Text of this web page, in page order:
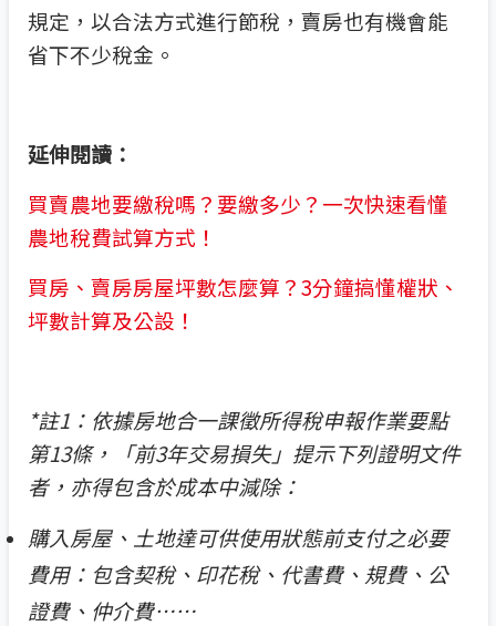
規定，以合法方式進行節稅，賣房也有機會能
省下不少稅金。
延伸閱讀：
買賣農地要繳稅嗎？要繳多少？一次快速看懂
農地稅費試算方式！
買房、賣房房屋坪數怎麼算？3分鐘搞懂權狀、
坪數計算及公設！
*註1：依據房地合一課徵所得稅申報作業要點
第13條，「前3年交易損失」提示下列證明文件
者，亦得包含於成本中減除：
購入房屋、土地達可供使用狀態前支付之必要
費用：包含契稅、印花稅、代書費、規費、公
證費、仲介費⋯⋯